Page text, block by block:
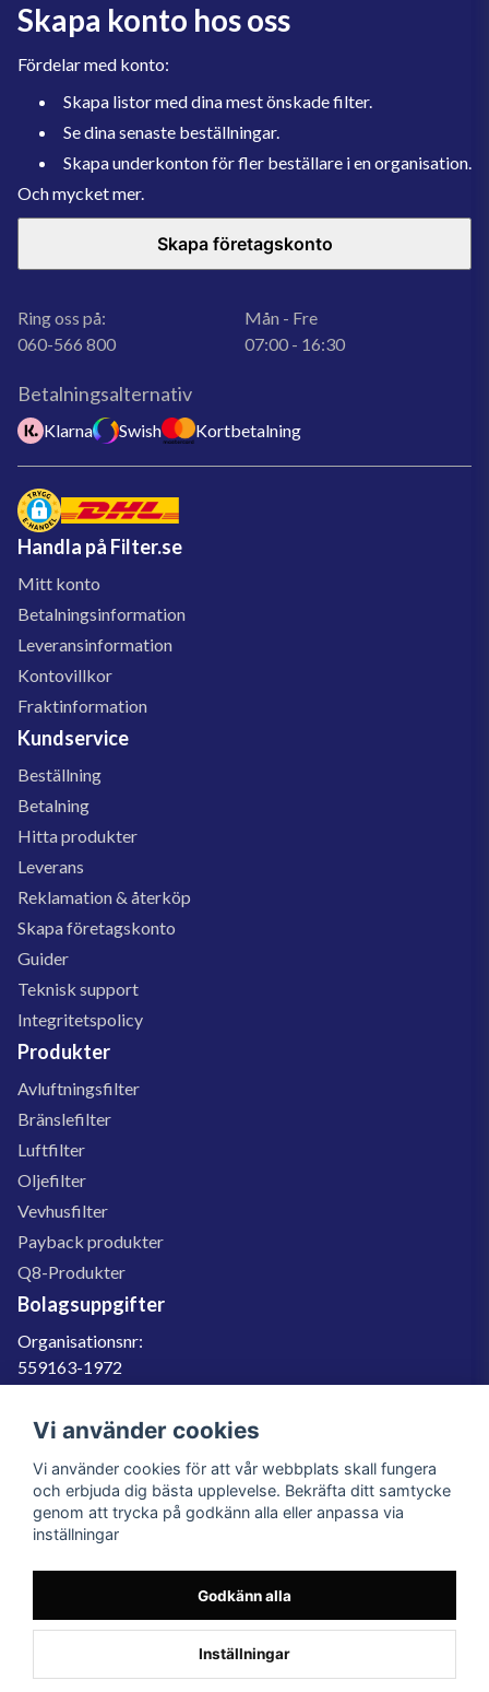
Skapa konto hos oss
Fördelar med konto:
Skapa listor med dina mest önskade filter.
Se dina senaste beställningar.
Skapa underkonton för fler beställare i en organisation.
Och mycket mer.
Skapa företagskonto
Ring oss på:
060-566 800
Mån - Fre
07:00 - 16:30
Betalningsalternativ
Klarna Swish Kortbetalning
Handla på Filter.se
Mitt konto
Betalningsinformation
Leveransinformation
Kontovillkor
Fraktinformation
Kundservice
Beställning
Betalning
Hitta produkter
Leverans
Reklamation & återköp
Skapa företagskonto
Guider
Teknisk support
Integritetspolicy
Produkter
Avluftningsfilter
Bränslefilter
Luftfilter
Oljefilter
Vevhusfilter
Payback produkter
Q8-Produkter
Bolagsuppgifter
Organisationsnr:
559163-1972
SE559163197201
060-566 800
info@filter.se
559163-1972
© 2023 Filter.se, All rights reserved.
Vi använder cookies
Vi använder cookies för att vår webbplats skall fungera
och erbjuda dig bästa upplevelse. Bekräfta ditt samtycke
genom att trycka på godkänn alla eller anpassa via
inställningar
Godkänn alla
Inställningar